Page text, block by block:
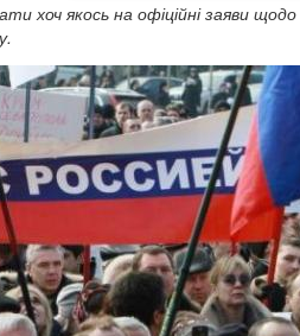
хоч якось на офіційні заяви щодо